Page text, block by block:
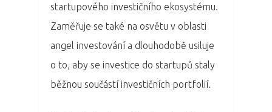
startupového investičního ekosystému.
Zaměřuje se také na osvětu v oblasti
angel investování a dlouhodobě usiluje
o to, aby se investice do startupů staly
běžnou součástí investičních portfolií.